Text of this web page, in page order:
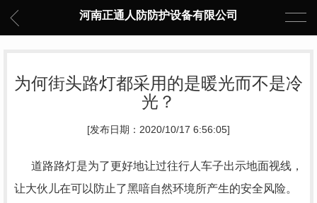
河南正通人防防护设备有限公司
为何街头路灯都采用的是暖光而不是冷
光？
[发布日期：2020/10/17 6:56:05]
道路路灯是为了更好地让过往行人车子出示地面视线，
让大伙儿在可以防止了黑喑自然环境所产生的安全风险。